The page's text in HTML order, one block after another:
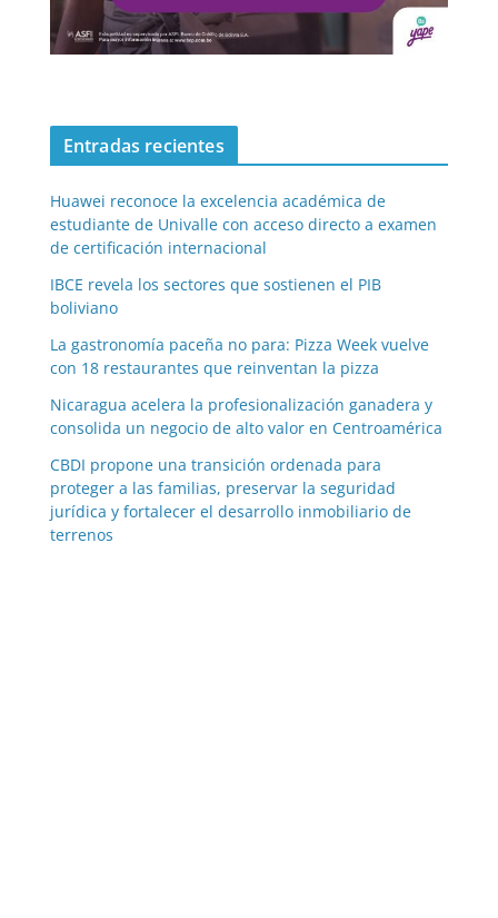
Entradas recientes
Huawei reconoce la excelencia académica de
estudiante de Univalle con acceso directo a examen
de certificación internacional
IBCE revela los sectores que sostienen el PIB
boliviano
La gastronomía paceña no para: Pizza Week vuelve
con 18 restaurantes que reinventan la pizza
Nicaragua acelera la profesionalización ganadera y
consolida un negocio de alto valor en Centroamérica
CBDI propone una transición ordenada para
proteger a las familias, preservar la seguridad
jurídica y fortalecer el desarrollo inmobiliario de
terrenos